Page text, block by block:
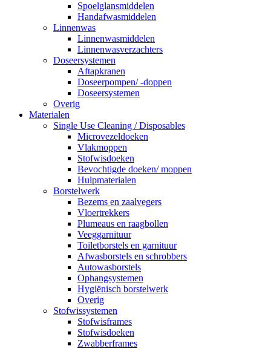
Spoelglansmiddelen
Handafwasmiddelen
Linnenwas
Linnenwasmiddelen
Linnenwasverzachters
Doseersystemen
Aftapkranen
Doseerpompen/ -doppen
Doseersystemen
Overig
Materialen
Single Use Cleaning / Disposables
Microvezeldoeken
Vlakmoppen
Stofwisdoeken
Bevochtigde doeken/ moppen
Hulpmaterialen
Borstelwerk
Bezems en zaalvegers
Vloertrekkers
Plumeaus en raagbollen
Veeggarnituur
Toiletborstels en garnituur
Afwasborstels en schrobbers
Autowasborstels
Ophangsystemen
Hygiënisch borstelwerk
Overig
Stofwissystemen
Stofwisframes
Stofwisdoeken
Zwabberframes